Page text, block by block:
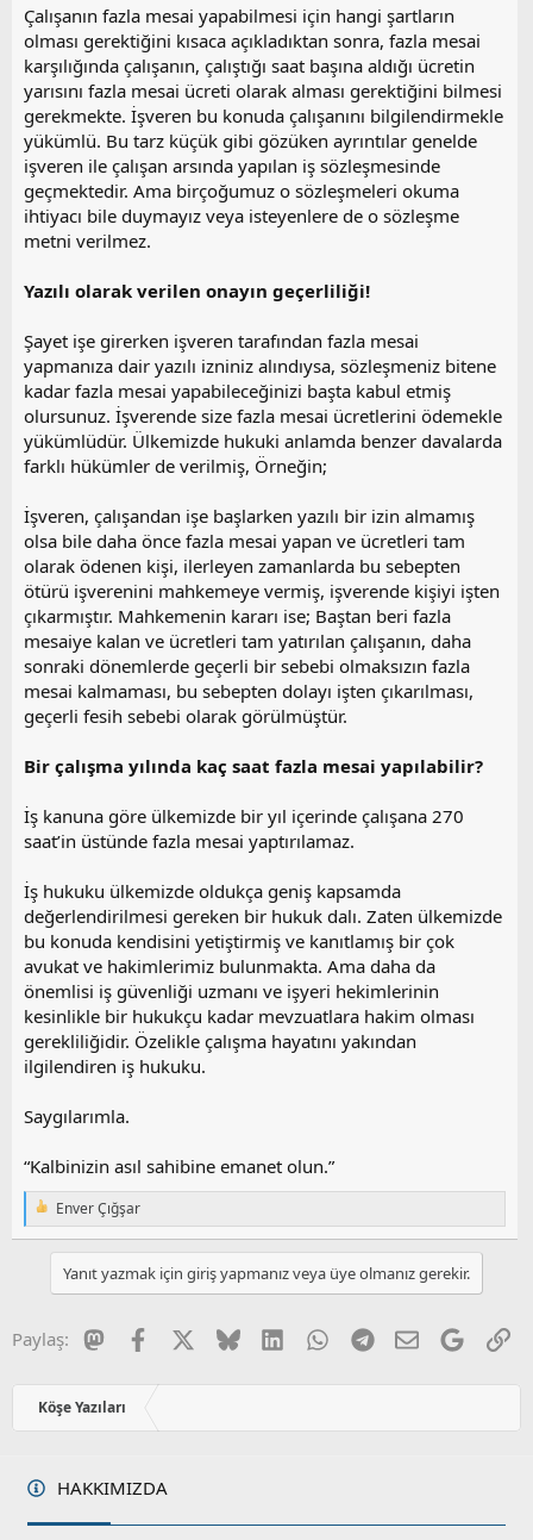
Çalışanın fazla mesai yapabilmesi için hangi şartların
olması gerektiğini kısaca açıkladıktan sonra, fazla mesai
karşılığında çalışanın, çalıştığı saat başına aldığı ücretin
yarısını fazla mesai ücreti olarak alması gerektiğini bilmesi
gerekmekte. İşveren bu konuda çalışanını bilgilendirmekle
yükümlü. Bu tarz küçük gibi gözüken ayrıntılar genelde
işveren ile çalışan arsında yapılan iş sözleşmesinde
geçmektedir. Ama birçoğumuz o sözleşmeleri okuma
ihtiyacı bile duymayız veya isteyenlere de o sözleşme
metni verilmez.
Yazılı olarak verilen onayın geçerliliği!
Şayet işe girerken işveren tarafından fazla mesai
yapmanıza dair yazılı izniniz alındıysa, sözleşmeniz bitene
kadar fazla mesai yapabileceğinizi başta kabul etmiş
olursunuz. İşverende size fazla mesai ücretlerini ödemekle
yükümlüdür. Ülkemizde hukuki anlamda benzer davalarda
farklı hükümler de verilmiş, Örneğin;
İşveren, çalışandan işe başlarken yazılı bir izin almamış
olsa bile daha önce fazla mesai yapan ve ücretleri tam
olarak ödenen kişi, ilerleyen zamanlarda bu sebepten
ötürü işverenini mahkemeye vermiş, işverende kişiyi işten
çıkarmıştır. Mahkemenin kararı ise; Baştan beri fazla
mesaiye kalan ve ücretleri tam yatırılan çalışanın, daha
sonraki dönemlerde geçerli bir sebebi olmaksızın fazla
mesai kalmaması, bu sebepten dolayı işten çıkarılması,
geçerli fesih sebebi olarak görülmüştür.
Bir çalışma yılında kaç saat fazla mesai yapılabilir?
İş kanuna göre ülkemizde bir yıl içerinde çalışana 270
saat’in üstünde fazla mesai yaptırılamaz.
İş hukuku ülkemizde oldukça geniş kapsamda
değerlendirilmesi gereken bir hukuk dalı. Zaten ülkemizde
bu konuda kendisini yetiştirmiş ve kanıtlamış bir çok
avukat ve hakimlerimiz bulunmakta. Ama daha da
önemlisi iş güvenliği uzmanı ve işyeri hekimlerinin
kesinlikle bir hukukçu kadar mevzuatlara hakim olması
gerekliliğidir. Özelikle çalışma hayatını yakından
ilgilendiren iş hukuku.
Saygılarımla.
“Kalbinizin asıl sahibine emanet olun.”
T
e
r
Enver Çığşar
Yanıt yazmak için giriş yapmanız veya üye olmanız gerekir.
Paylaş: MastodonFacebook BlueskyLinkedInWhatsAppTelegram
E-postaGoogle
Köşe Yazıları
HAKKIMIZDA